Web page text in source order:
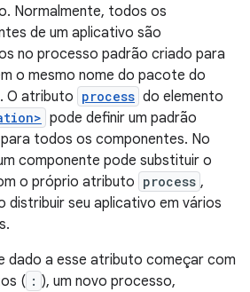
Normalmente, todos os
de um aplicativo são
no processo padrão criado para
o mesmo nome do pacote do
O atributo process do elemento
pode definir um padrão
todos os componentes. No
componente pode substituir o
o próprio atributo process ,
distribuir seu aplicativo em vários
dado a esse atributo começar com
( : ), um novo processo,